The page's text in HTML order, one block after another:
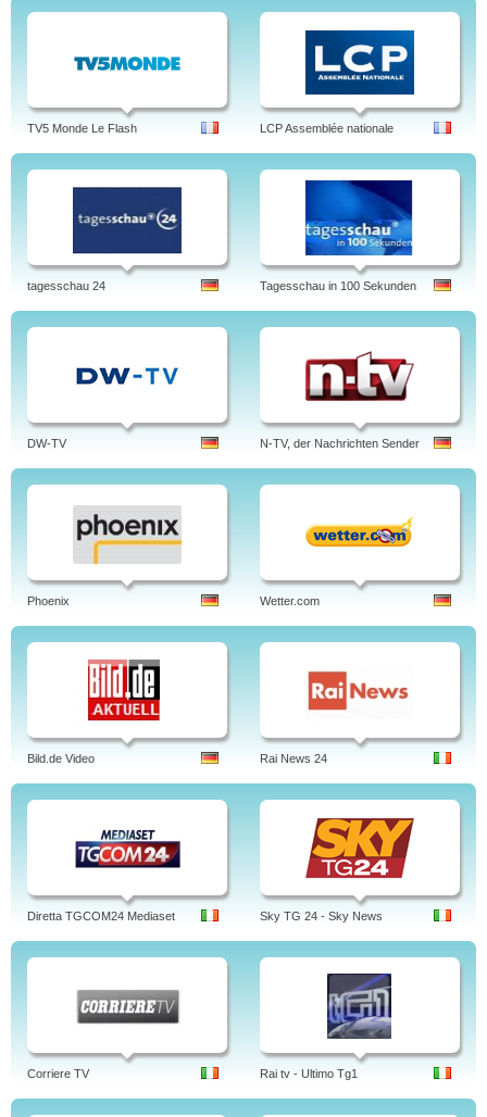
TV5 Monde Le Flash LCP Assemblée nationale
tagesschau 24 Tagesschau in 100 Sekunden
DW-TV N-TV, der Nachrichten Sender
Phoenix Wetter.com
Bild.de Video Rai News 24
Diretta TGCOM24 Mediaset Sky TG 24 - Sky News
Corriere TV Rai tv - Ultimo Tg1